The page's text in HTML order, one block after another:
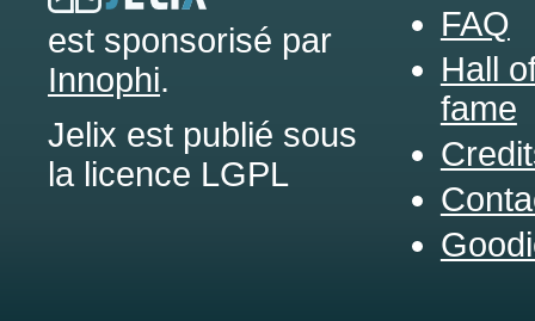
est sponsorisé par
Innophi.
Jelix est publié sous
la licence LGPL
FAQ
Hall
fame